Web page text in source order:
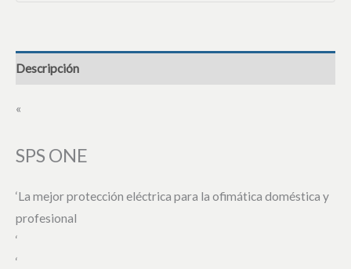
Descripción
«
SPS ONE
‘La mejor protección eléctrica para la ofimática doméstica y
profesional
‘
‘